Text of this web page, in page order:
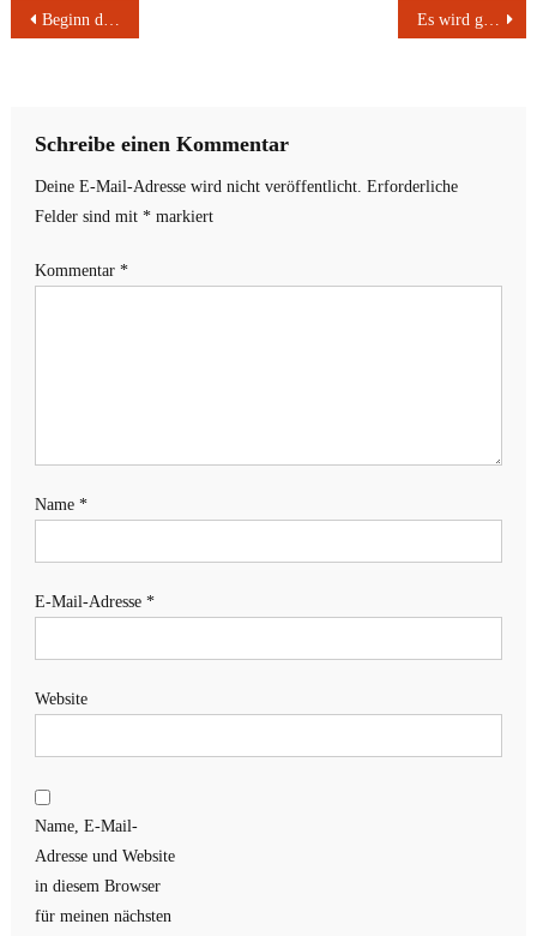
Beitragsnavigation
Beginn der Impfungen für Kinder von 5-11 Jahren Es wird geblitzt und das ist gut so!
Schreibe einen Kommentar
Deine E-Mail-Adresse wird nicht veröffentlicht. Erforderliche
Felder sind mit *markiert
Kommentar *
Name *
E-Mail-Adresse *
Website
Name, E-Mail-
Adresse und Website
in diesem Browser
für meinen nächsten